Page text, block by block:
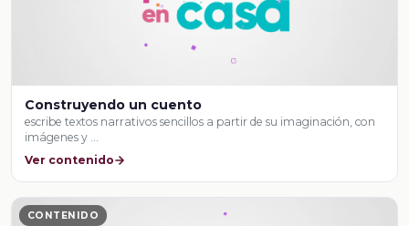
Construyendo un cuento
escribe textos narrativos sencillos a partir de su imaginación, con
imágenes y …
Ver contenido
CONTENIDO